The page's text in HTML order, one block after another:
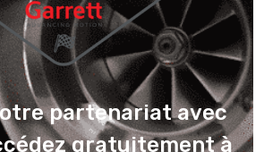
partenariat avec
gratuitement à